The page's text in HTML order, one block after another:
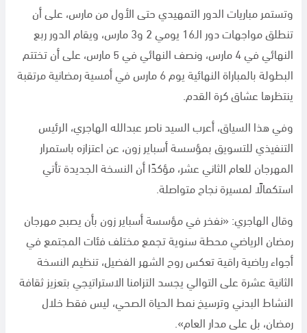
وتستمر مباريات الدور التمهيدي حتى الأول من مارس، على أن
تنطلق مواجهات دور الـ16 يومي 2 و3 مارس، ويقام الدور ربع
النهائي في 4 مارس، ونصف النهائي في 5 مارس، على أن تختتم
البطولة بالمباراة النهائية يوم 6 مارس في أمسية رمضانية مرتقبة
ينتظرها عشاق كرة القدم.
وفي هذا السياق، أعرب السيد ناصر عبدالله الهاجري، الرئيس
التنفيذي للتسويق بمؤسسة أسباير زون، عن اعتزازه باستمرار
المهرجان للعام الثاني عشر، مؤكدًا أن النسخة الجديدة تأتي
استكمالًا لمسيرة نجاح متواصلة.
وقال الهاجري: «نفخر في مؤسسة أسباير زون بأن يصبح مهرجان
رمضان الرياضي محطة سنوية تجمع مختلف فئات المجتمع في
أجواء رياضية راقية تعكس روح الشهر الفضيل، تنظيم النسخة
الثانية عشرة على التوالي يجسد التزامنا الاستراتيجي بتعزيز ثقافة
النشاط البدني وترسيخ نمط الحياة الصحي، ليس فقط خلال
رمضان، بل على مدار العام».